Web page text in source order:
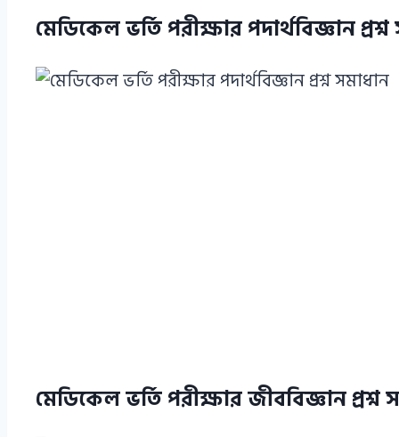
মেডিকেল ভর্তি পরীক্ষার পদার্থবিজ্ঞান
মেডিকেল ভর্তি পরীক্ষার জীববিজ্ঞান প্রশ্ন